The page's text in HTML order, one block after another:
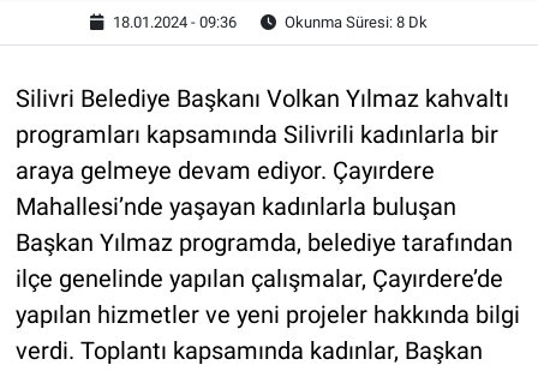
18.01.2024 - 09:36 Okunma Süresi: 8 Dk
Silivri Belediye Başkanı Volkan Yılmaz kahvaltı
programları kapsamında Silivrili kadınlarla bir
araya gelmeye devam ediyor. Çayırdere
Mahallesi’nde yaşayan kadınlarla buluşan
Başkan Yılmaz programda, belediye tarafından
ilçe genelinde yapılan çalışmalar, Çayırdere’de
yapılan hizmetler ve yeni projeler hakkında bilgi
verdi. Toplantı kapsamında kadınlar, Başkan